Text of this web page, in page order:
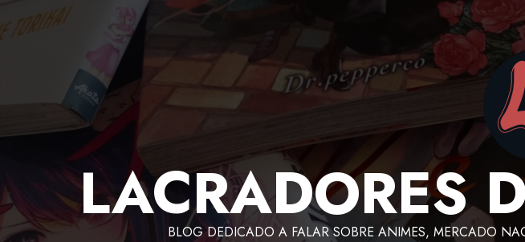
LACRADORES
BLOG DEDICADO A FALAR SOBRE ANIMES, MERCADO